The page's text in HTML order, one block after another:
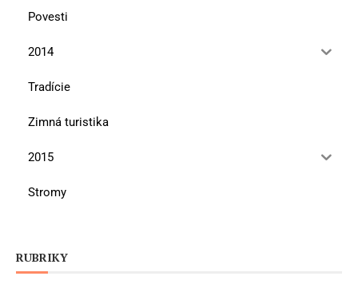
Povesti
2014
Tradície
Zimná turistika
2015
Stromy
RUBRIKY